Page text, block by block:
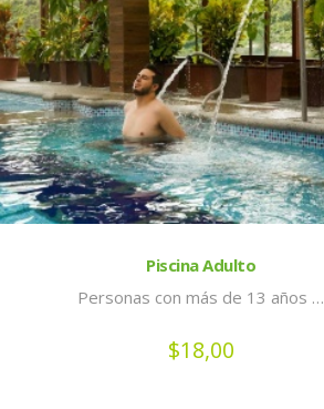
Piscina Adulto
Personas con más de 13 años …
$18,00